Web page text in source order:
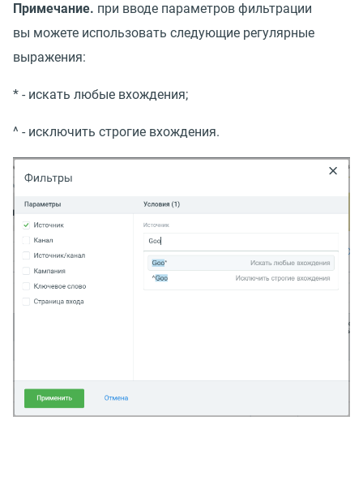
Примечание. при вводе параметров фильтрации
вы можете использовать следующие регулярные
выражения:
* - искать любые вхождения;
^ - исключить строгие вхождения.